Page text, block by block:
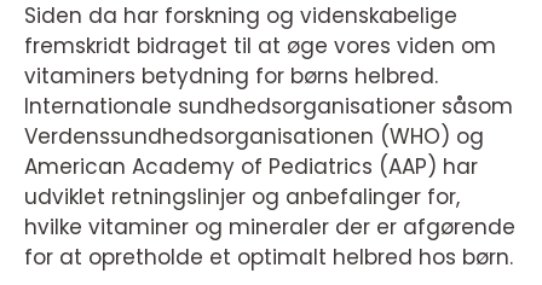
Siden da har forskning og videnskabelige
fremskridt bidraget til at øge vores viden om
vitaminers betydning for børns helbred.
Internationale sundhedsorganisationer såsom
Verdenssundhedsorganisationen (WHO) og
American Academy of Pediatrics (AAP) har
udviklet retningslinjer og anbefalinger for,
hvilke vitaminer og mineraler der er afgørende
for at opretholde et optimalt helbred hos børn.